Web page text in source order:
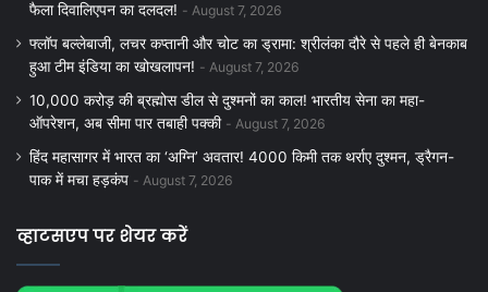
फैला दिवालिएपन का दलदल!
August 7, 2026
फ्लॉप बल्लेबाजी, लचर कप्तानी और चोट का ड्रामा: श्रीलंका दौरे से पहले ही बेनकाब
हुआ टीम इंडिया का खोखलापन!
August 7, 2026
10,000 करोड़ की ब्रह्मोस डील से दुश्मनों का काल! भारतीय सेना का महा-
ऑपरेशन, अब सीमा पार तबाही पक्की
August 7, 2026
हिंद महासागर में भारत का ‘अग्नि’ अवतार! 4000 किमी तक थर्राए दुश्मन, ड्रैगन-
पाक में मचा हड़कंप
August 7, 2026
व्हाटसएप पर शेयर करें